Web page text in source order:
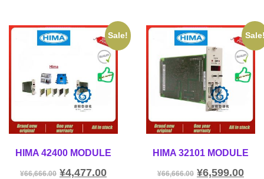
Sale!
HIMA 42400 MODULE
¥66,666.00 ¥4,477.00
HIMA 32101 MODULE
¥66,666.00 ¥6,599.00